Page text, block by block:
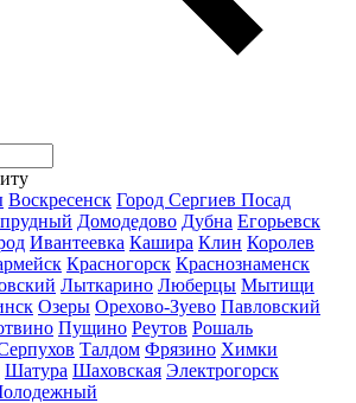
Воскресенск Город Сергиев Посад
Домодедово Дубна Егорьевск
Ивантеевка Кашира Клин Королев
Красногорск Краснознаменск
Лыткарино Люберцы Мытищи
Озеры Орехово-Зуево Павловский
Пущино Реутов Рошаль
Талдом Фрязино Химки
Шатура Шаховская Электрогорск